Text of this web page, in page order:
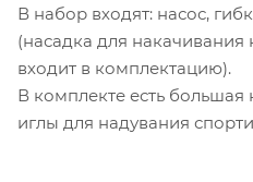
В набор входят: насос,
(насадка для накачивания
входит в комплектацию).
В комплекте есть большая
иглы для надувания